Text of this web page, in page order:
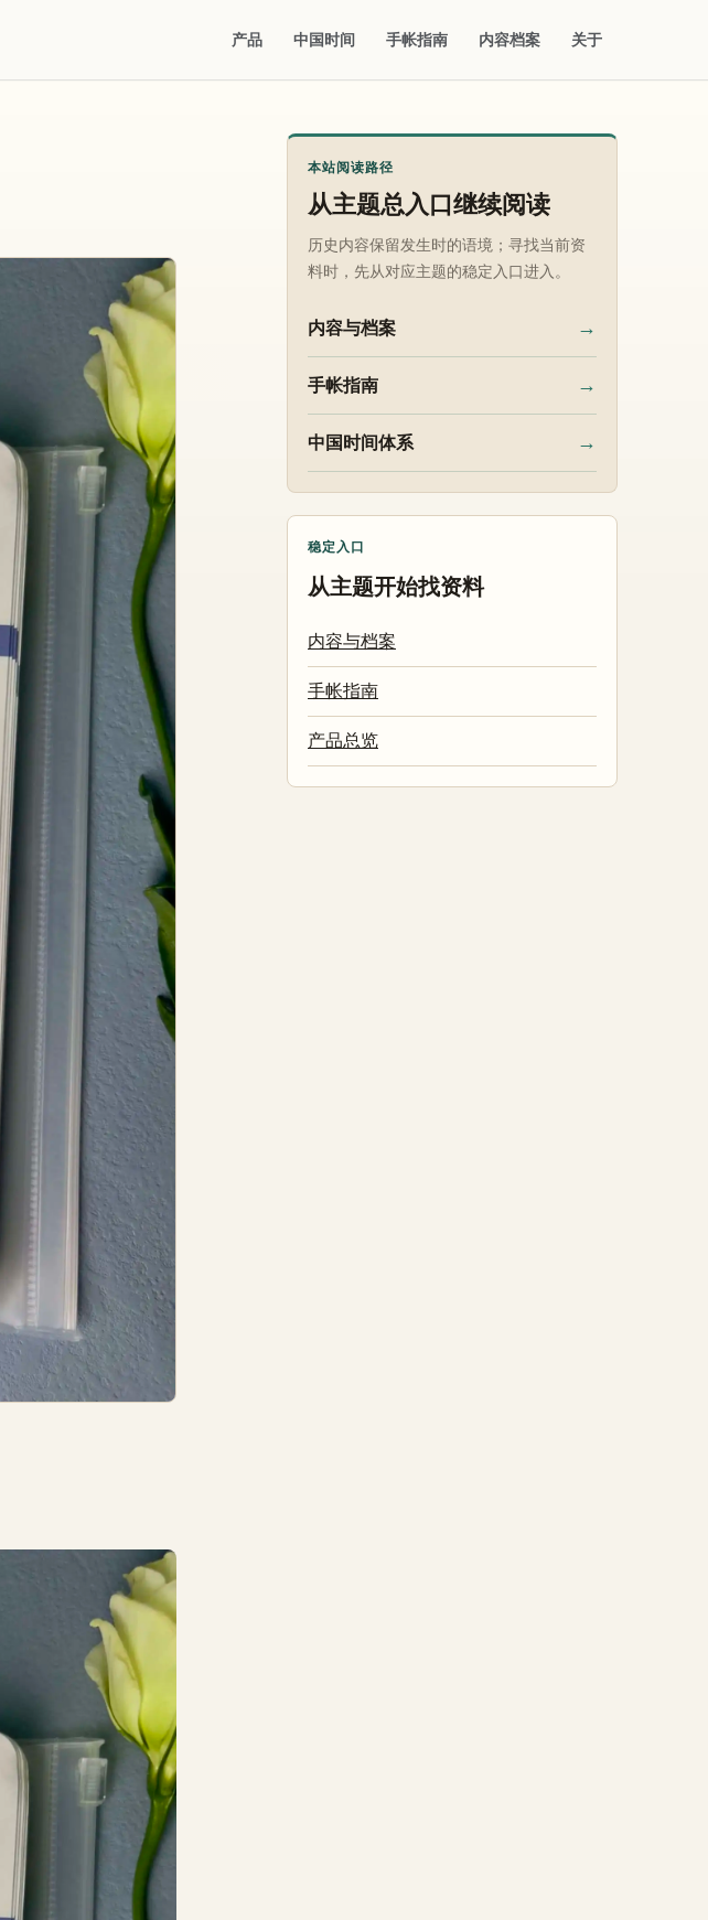
产品 中国时间 手帐指南 内容档案 关于
本站阅读路径
从主题总入口继续阅读
历史内容保留发生时的语境；寻找当前资
料时，先从对应主题的稳定入口进入。
内容与档案 →
手帐指南 →
中国时间体系 →
稳定入口
从主题开始找资料
内容与档案
手帐指南
产品总览